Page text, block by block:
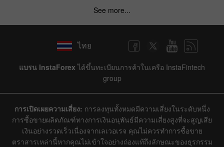
See more...
ไทย
แบรน InstaForex ได้ขึ้นทะเบียนการค้าในเครือ InstaFintech
group
การเปิดเผยความเสี่ยง: การลงทุนทั้งหมดมีความเสี่ยงในระดับหนึ่ง
การซื้อขายผลิตภัณฑ์ทางการเงินอนุพันธ์มีความเสี่ยงสูงที่จะสูญเสีย
เงินอย่างรวดเร็วเนื่องจากเลเวอเรจ คุณไม่ควรทำการซื้อขาย
ตราสารเหล่านี้หากคุณไม่เข้าใจอย่างถ่องแท้ถึงลักษณะของธุรกรรม